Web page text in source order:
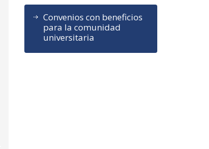
Convenios con beneficios
para la comunidad
universitaria